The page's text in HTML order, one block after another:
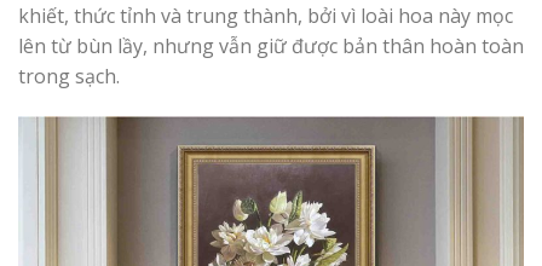
khiết, thức tỉnh và trung thành, bởi vì loài hoa này mọc
lên từ bùn lầy, nhưng vẫn giữ được bản thân hoàn toàn
trong sạch.